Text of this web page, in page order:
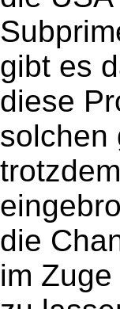
gibt es
diese
solchen
trotzdem
die
im